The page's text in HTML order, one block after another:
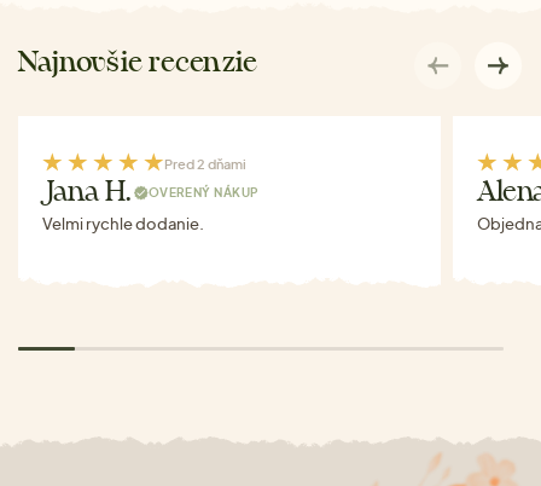
Najnovšie recenzie
Pred 2 dňami
Jana H. OVERENÝ NÁKUP
Velmi rychle dodanie.